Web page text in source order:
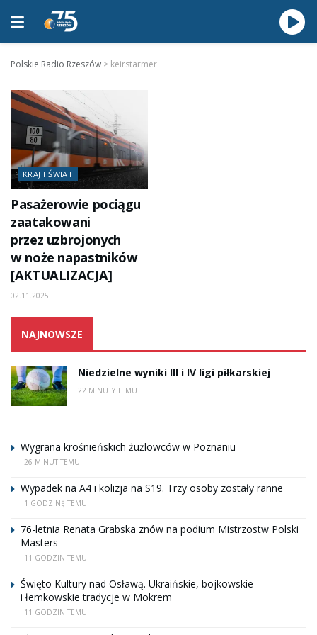
Polskie Radio Rzeszów > keirstarmer
KRAJ I ŚWIAT
Pasażerowie pociągu
zaatakowani
przez uzbrojonych
w noże napastników
[AKTUALIZACJA]
02.11.2025
NAJNOWSZE
Niedzielne wyniki III i IV ligi piłkarskiej
22 MINUTY TEMU
Wygrana krośnieńskich żużlowców w Poznaniu
26 MINUT TEMU
Wypadek na A4 i kolizja na S19. Trzy osoby zostały ranne
1 GODZINĘ TEMU
76-letnia Renata Grabska znów na podium Mistrzostw Polski
Masters
11 GODZIN TEMU
Święto Kultury nad Osławą. Ukraińskie, bojkowskie
i łemkowskie tradycje w Mokrem
11 GODZIN TEMU